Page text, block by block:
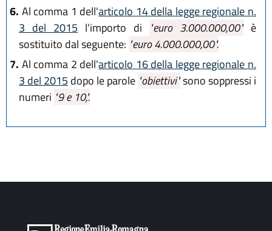
6. Al comma 1 dell'articolo 14 della legge regionale n.
3 del 2015 l'importo di "euro 3.000.000,00"è
sostituito dal seguente: "euro 4.000.000,00".
7. Al comma 2 dell'articolo 16 della legge regionale n.
3 del 2015 dopo le parole "obiettivi"sono soppressi i
numeri "9 e 10,".